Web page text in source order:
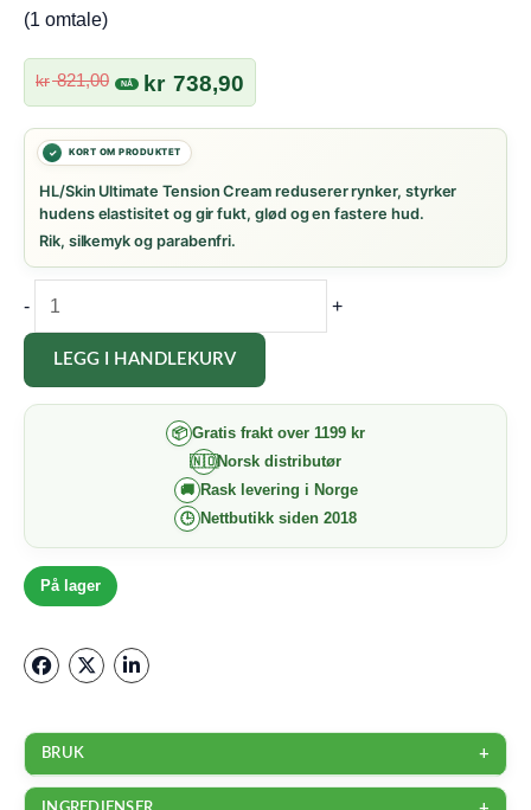
(1 omtale)
kr821,00 Opprinnelig
pris
var:
kr 821,00.
kr 738,90
pris
er:
HL/Skin Ultimate Tension Cream reduserer rynker, styrker
hudens elastisitet og gir fukt, glød og en fastere hud.
Rik, silkemyk og parabenfri.
-
HL/Skin
Ultimate
Tension
Cream
+
LEGG I HANDLEKURV
📦 Gratis frakt over 1199 kr
🇳🇴Norsk distributør
🚚 Rask levering i Norge
🕒 Nettbutikk siden 2018
På lager
BRUK +
Påfør på ren og tørr hud i ansikt og på hals. Masser forsiktig inn